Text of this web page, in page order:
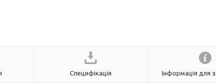
Специфікація Інформація для